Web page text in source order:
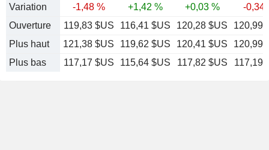
Variation
-1,48 % +1,42 % +0,03 %
-0,34
Ouverture
119,83 $US 116,41 $US 120,28 $US
120,99
Plus haut
121,38 $US 119,62 $US 120,41 $US
120,99
Plus bas
117,17 $US 115,64 $US 117,82 $US 117,19